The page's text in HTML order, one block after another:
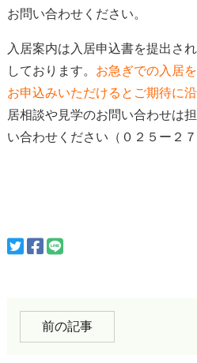
お問い合わせください。
入居案内は入居申込書を提出さ
しております。 お急ぎでの入居
お申込みいただけると ご期待に
居相談や見学のお問い合わせは
い合わせください（０２５ー２
前の記事